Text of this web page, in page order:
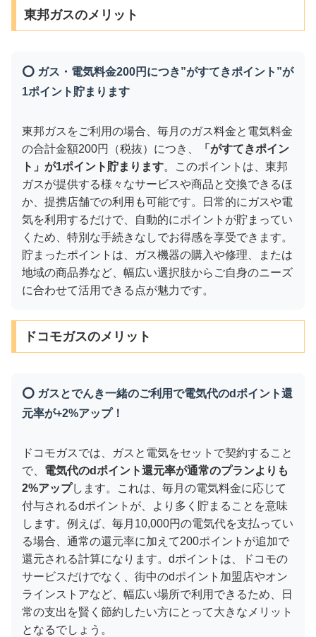
東邦ガスのメリット
⭕ ガス・電気料金200円につき”がすてきポイント”が
1ポイント貯まります
東邦ガスをご利用の場合、毎月のガス料金と電気料金
の合計金額200円（税抜）につき、
「がすてきポイン
ト」が1ポイント貯まります。このポイントは、東邦
ガスが提供する様々なサービスや商品と交換できるほ
か、提携店舗での利用も可能です。日常的にガスや電
気を利用するだけで、自動的にポイントが貯まってい
くため、特別な手続きなしでお得感を享受できます。
貯まったポイントは、ガス機器の購入や修理、または
地域の商品券など、幅広い選択肢からご自身のニーズ
に合わせて活用できる点が魅力です。
ドコモガスのメリット
⭕ ガスとでんき一緒のご利用で電気代のdポイント還
元率が+2%アップ！
ドコモガスでは、ガスと電気をセットで契約すること
で、 電気代のdポイント還元率が通常のプランよりも
2%アップします。これは、毎月の電気料金に応じて
付与されるdポイントが、より多く貯まることを意味
します。例えば、毎月10,000円の電気代を支払ってい
る場合、通常の還元率に加えて200ポイントが追加で
還元される計算になります。dポイントは、ドコモの
サービスだけでなく、街中のdポイント加盟店やオン
ラインストアなど、幅広い場所で利用できるため、日
常の支出を賢く節約したい方にとって大きなメリット
となるでしょう。